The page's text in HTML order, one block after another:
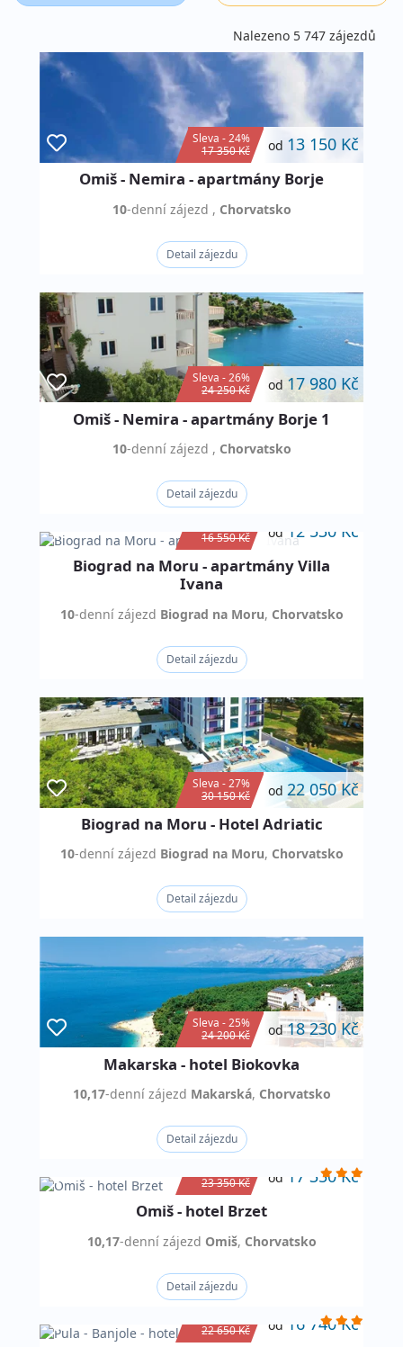
Nalezeno 5 747 zájezdů
Sleva - 24%
17 350 Kč
od 13 150 Kč
Omiš - Nemira - apartmány Borje
10-dennízájezd , Chorvatsko
Detail zájezdu
Sleva - 26%
24 250 Kč
od 17 980 Kč
Omiš - Nemira - apartmány Borje 1
10-dennízájezd , Chorvatsko
Detail zájezdu
16 550 Kč
od 12 530 Kč
Biograd na Moru - apartmány Villa
Ivana
10-dennízájezd Biograd na Moru, Chorvatsko
Detail zájezdu
Sleva - 27%
30 150 Kč
od 22 050 Kč
Biograd na Moru - Hotel Adriatic
10-dennízájezd Biograd na Moru, Chorvatsko
Detail zájezdu
Sleva - 25%
24 200 Kč
od18 230 Kč
Makarska - hotel Biokovka
10,17-dennízájezd Makarská, Chorvatsko
Detail zájezdu
23 350 Kč
od 17 350 Kč
Omiš - hotel Brzet
10,17-dennízájezd Omiš, Chorvatsko
Detail zájezdu
22 650 Kč
od 16 740 Kč